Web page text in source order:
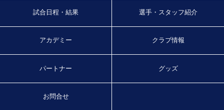
試合日程・結果 選手・スタッフ紹介
アカデミー クラブ情報
パートナー グッズ
お問合せ